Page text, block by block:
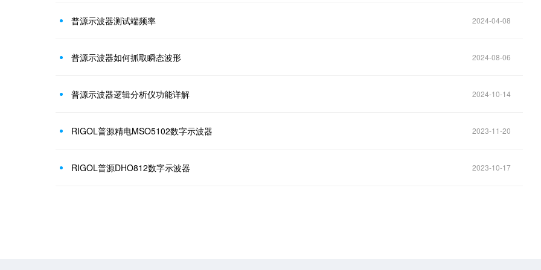
普源示波器测试端频率 2024-04-08
普源示波器如何抓取瞬态波形 2024-08-06
普源示波器逻辑分析仪功能详解 2024-10-14
RIGOL普源精电MSO5102数字示波器 2023-11-20
RIGOL普源DHO812数字示波器 2023-10-17